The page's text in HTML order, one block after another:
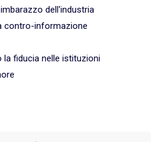
dell'industria
contro-informazione
la fiducia nelle istituzioni